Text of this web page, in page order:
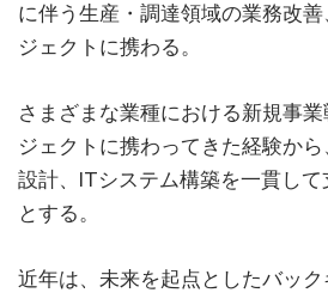
に伴う生産・調達領域の業務改
ジェクトに携わる。
さまざまな業種における新規事
ジェクトに携わってきた経験か
設計、ITシステム構築を一貫し
とする。
近年は、未来を起点としたバッ